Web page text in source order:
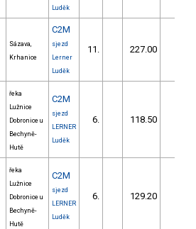
Luděk
Sázava,
Krhanice
C2M
sjezd
Lerner
Luděk
11. 227.00
řeka
Lužnice
Dobronice u
Bechyně-
Hutě
C2M
sjezd
LERNER
Luděk
6. 118.50
řeka
Lužnice
Dobronice u
Bechyně-
Hutě
C2M
sjezd
LERNER
Luděk
6. 129.20